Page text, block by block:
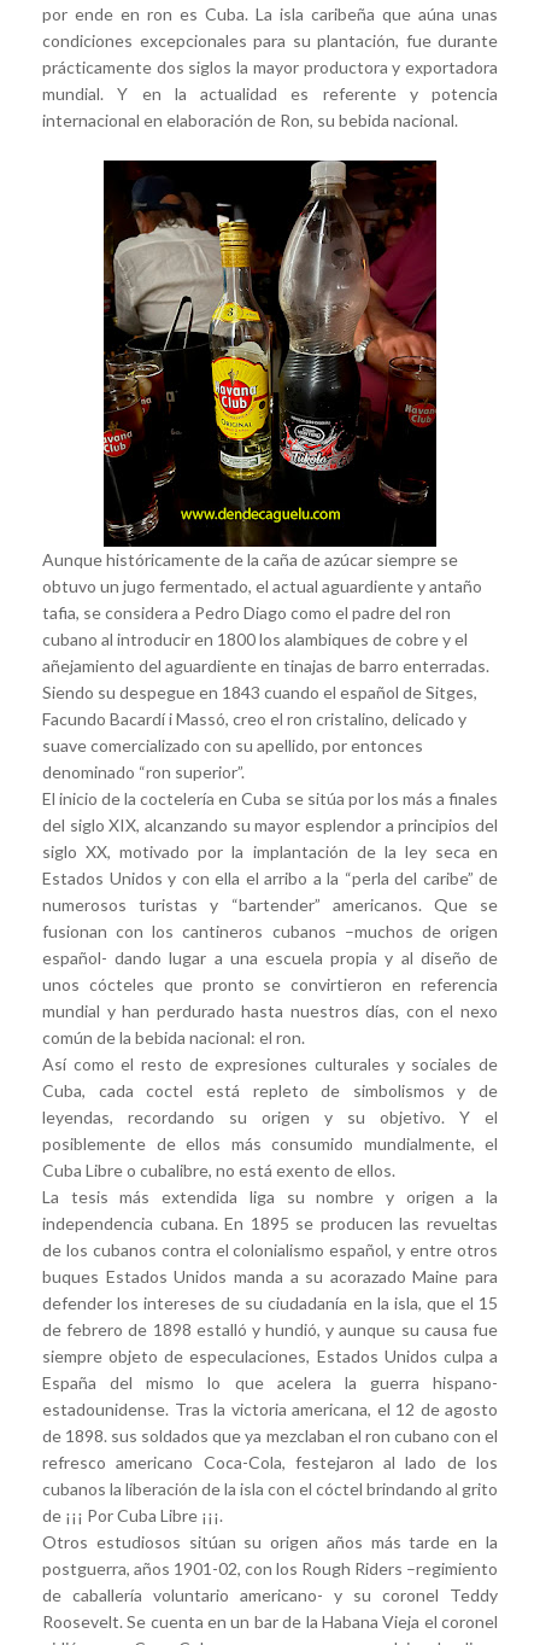
por ende en ron es Cuba. La isla caribeña que aúna unas
condiciones excepcionales para su plantación, fue durante
prácticamente dos siglos la mayor productora y exportadora
mundial. Y en la actualidad es referente y potencia
internacional en elaboración de Ron, su bebida nacional.
Aunque históricamente de la caña de azúcar siempre se
obtuvo un jugo fermentado, el actual aguardiente y antaño
tafia, se considera a Pedro Diago como el padre del ron
cubano al introducir en 1800 los alambiques de cobre y el
añejamiento del aguardiente en tinajas de barro enterradas.
Siendo su despegue en 1843 cuando el español de Sitges,
Facundo Bacardí i Massó, creo el ron cristalino, delicado y
suave comercializado con su apellido, por entonces
denominado “ron superior”.
El inicio de la coctelería en Cuba se sitúa por los más a finales
del siglo XIX, alcanzando su mayor esplendor a principios del
siglo XX, motivado por la implantación de la ley seca en
Estados Unidos y con ella el arribo a la “perla del caribe” de
numerosos turistas y “bartender” americanos. Que se
fusionan con los cantineros cubanos –muchos de origen
español- dando lugar a una escuela propia y al diseño de
unos cócteles que pronto se convirtieron en referencia
mundial y han perdurado hasta nuestros días, con el nexo
común de la bebida nacional: el ron.
Así como el resto de expresiones culturales y sociales de
Cuba, cada coctel está repleto de simbolismos y de
leyendas, recordando su origen y su objetivo. Y el
posiblemente de ellos más consumido mundialmente, el
Cuba Libre o cubalibre, no está exento de ellos.
La tesis más extendida liga su nombre y origen a la
independencia cubana. En 1895 se producen las revueltas
de los cubanos contra el colonialismo español, y entre otros
buques Estados Unidos manda a su acorazado Maine para
defender los intereses de su ciudadanía en la isla, que el 15
de febrero de 1898 estalló y hundió, y aunque su causa fue
siempre objeto de especulaciones, Estados Unidos culpa a
España del mismo lo que acelera la guerra hispano-
estadounidense. Tras la victoria americana, el 12 de agosto
de 1898. sus soldados que ya mezclaban el ron cubano con el
refresco americano Coca-Cola, festejaron al lado de los
cubanos la liberación de la isla con el cóctel brindando al grito
de ¡¡¡ Por Cuba Libre ¡¡¡.
Otros estudiosos sitúan su origen años más tarde en la
postguerra, años 1901-02, con los Rough Riders –regimiento
de caballería voluntario americano- y su coronel Teddy
Roosevelt. Se cuenta en un bar de la Habana Vieja el coronel